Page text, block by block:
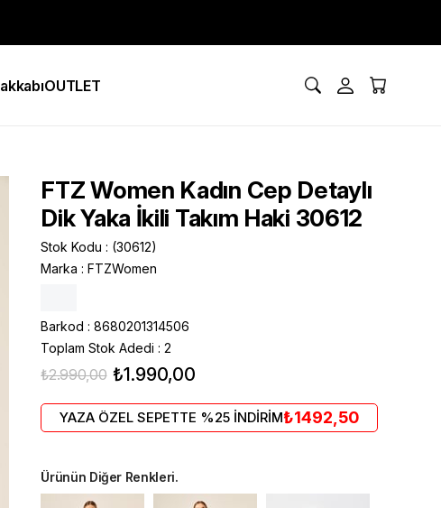
OUTLET
FTZ Women Kadın Cep Detaylı
Dik Yaka İkili Takım Haki 30612
Stok Kodu
(30612)
Marka : FTZWomen
Barkod : 8680201314506
Toplam Stok Adedi : 2
₺2.990,00 ₺1.990,00
YAZA ÖZEL SEPETTE %25 İNDİRİM₺1492,50
Ürünün Diğer Renkleri.